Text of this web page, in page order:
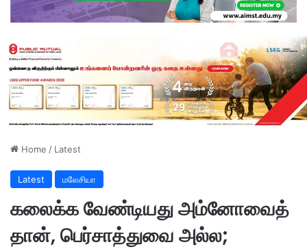
Home / Latest
Latest மலேசியா
கலைக்க வேண்டியது அம்னோவைத்
தான், பெர்சாத்துவை அல்ல;